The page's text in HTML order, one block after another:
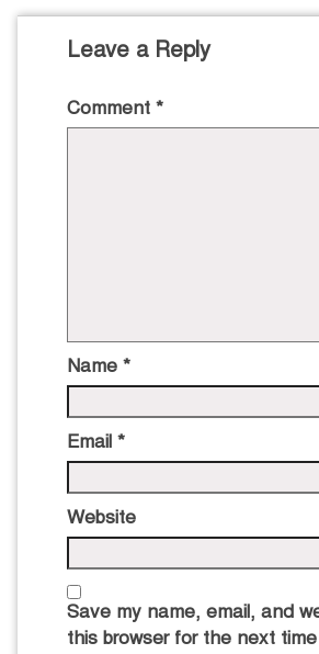
Leave a Reply
Comment *
Name *
Email *
Website
Save my name, email, and
this browser for the next